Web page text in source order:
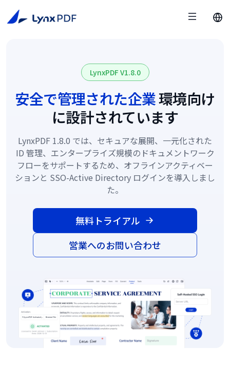
LynxPDF V1.8.0
安全で管理された企業環境向け
に設計されています
LynxPDF 1.8.0 では、セキュアな展開、一元化された
ID 管理、エンタープライズ規模のドキュメントワーク
フローをサポートするため、オフラインアクティベー
ションと SSO-Active Directory ログインを導入しまし
た。
無料トライアル
営業へのお問い合わせ